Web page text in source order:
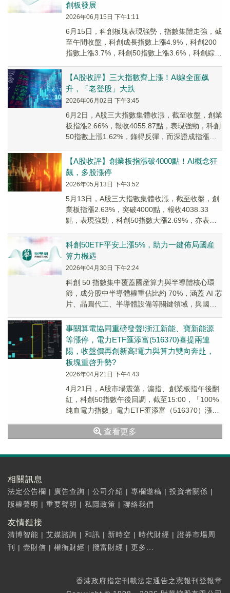
創板發展
2026年06月15日 下午1:11
6月15日，科創板塊表現強勢，指數集體走強，截
至午間收盤，科創成長指數上漲4.9%，科創200
指數上漲3.7%，科創50指數上漲3.6%，科創綜指
【A股收評】三大指數齊上漲！AI線全面飙
升，「老登股」大跌
2026年06月02日 下午3:45
6月2日，A股三大指數集體收漲，截至收盤，創業
板指漲2.66%，報收4055.87點，表現強勁，科創
50指數上漲1.62%，錄得反彈，而深證成指漲
【A股收評】創業板指漲破4000點！AI概念狂
飆，多股漲停
2026年05月13日 下午3:52
5月13日，A股三大指數集體收漲，截至收盤，創
業板指漲2.63%，突破4000點，報收4038.33
點，表現強勁，科創50指數大漲2.69%，亦表現
科創50ETF平安上漲5%，助力一鍵佈局國産
算力機遇
2026年04月30日 下午2:24
科創 50 指數集中覆蓋國産算力與半導體核心環
節，成分股中半導體權重佔比約 70%，涵蓋 AI 芯
片、晶圓代工、半導體設備等關鍵領域，與國産
事關算電協同重磅發聲!浙江新能、寶新能源
等漲停，電力ETF匯添富(516370)喜提兩連
陽，收盤價再創新高!電力與算力雙向奔赴，
板塊重啓升勢?
2026年04月21日 下午4:43
4月21日，A股市場震蕩，滬指、創業板指午後翻
紅，科創50指數午後回調，截至15:00，「100%
純血電力指數」電力ETF匯添富（516370）漲超
查看更多
相關訊息
法定公告欄 | 廣告查詢 | 公司介紹 | 專欄邀稿 | 投資者關係 |
版權聲明 | 重要聲明 | 私隱政策 | 聯絡我們
友情鏈接
清博智能 | 艾媒諮詢 | 和訊 | 新時空 | 時代財經 | 證券市場周
刊
| 壹財信 | 權衡財經 | 攬富財經 | 更多...
香港政府指定刊載法定通告之憲報刊登報章